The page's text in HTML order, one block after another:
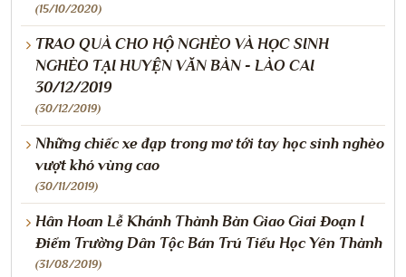
(15/10/2020)
TRAO QUÀ CHO HỘ NGHÈO VÀ HỌC SINH
NGHÈO TẠI HUYỆN VĂN BÀN - LÀO CAI
30/12/2019
(30/12/2019)
Những chiếc xe đạp trong mơ tới tay học sinh nghèo
vượt khó vùng cao
(30/11/2019)
Hân Hoan Lễ Khánh Thành Bàn Giao Giai Đoạn I
Điểm Trường Dân Tộc Bán Trú Tiểu Học Yên Thành
(31/08/2019)